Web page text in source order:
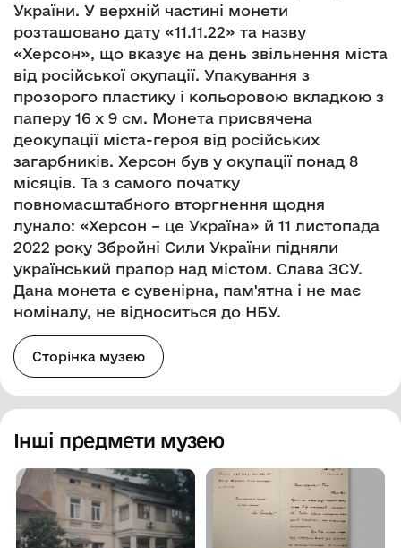
України. У верхній частині монети
розташовано дату «11.11.22» та назву
«Херсон», що вказує на день звільнення міста
від російської окупації. Упакування з
прозорого пластику і кольоровою вкладкою з
паперу 16 х 9 см. Монета присвячена
деокупації міста-героя від російських
загарбників. Херсон був у окупації понад 8
місяців. Та з самого початку
повномасштабного вторгнення щодня
лунало: «Херсон – це Україна» й 11 листопада
2022 року Збройні Сили України підняли
український прапор над містом. Слава ЗСУ.
Дана монета є сувенірна, пам'ятна і не має
номіналу, не відноситься до НБУ.
Сторінка музею
Інші предмети музею